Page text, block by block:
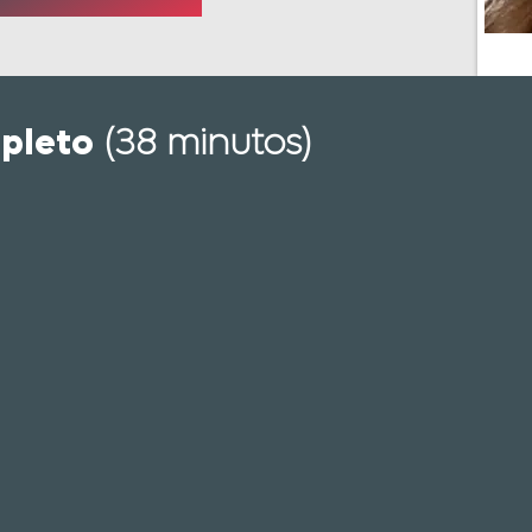
(38 minutos)